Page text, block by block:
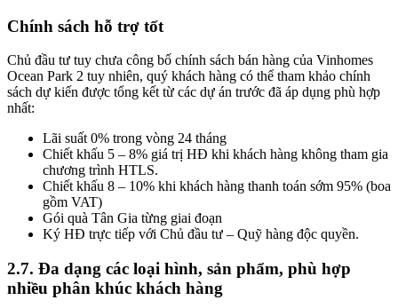
Chính sách hỗ trợ tốt
Chủ đầu tư tuy chưa công bố chính sách bán hàng của Vinhomes
Ocean Park 2 tuy nhiên, quý khách hàng có thể tham khảo chính
sách dự kiến được tổng kết từ các dự án trước đã áp dụng phù hợp
nhất:
Lãi suất 0% trong vòng 24 tháng
Chiết khấu 5 – 8% giá trị HĐ khi khách hàng không tham gia
chương trình HTLS.
Chiết khấu 8 – 10% khi khách hàng thanh toán sớm 95% (boa
gồm VAT)
Gói quà Tân Gia từng giai đoạn
Ký HĐ trực tiếp với Chủ đầu tư – Quỹ hàng độc quyền.
2.7. Đa dạng các loại hình, sản phẩm, phù hợp
nhiều phân khúc khách hàng